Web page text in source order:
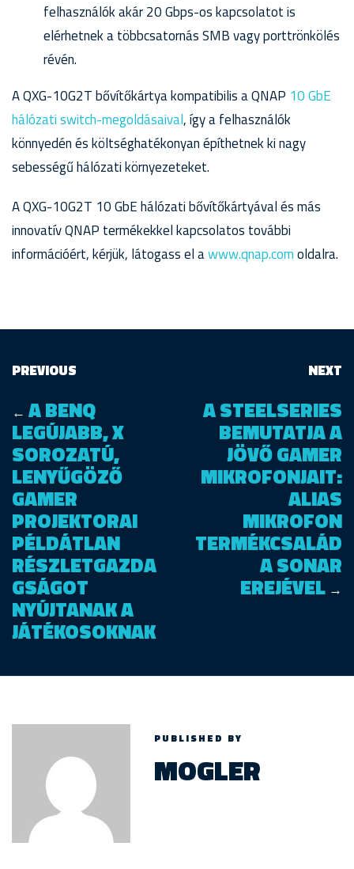
felhasználók akár 20 Gbps-os kapcsolatot is
elérhetnek a többcsatornás SMB vagy porttrönkölés
révén.
A QXG-10G2T bővítőkártya kompatibilis a QNAP 10 GbE
hálózati switch-megoldásaival, így a felhasználók
könnyedén és költséghatékonyan építhetnek ki nagy
sebességű hálózati környezeteket.
A QXG-10G2T 10 GbE hálózati bővítőkártyával és más
innovatív QNAP termékekkel kapcsolatos további
információért, kérjük, látogass el awww.qnap.comoldalra.
PREVIOUS
← A BENQ
LEGÚJABB, X
SOROZATÚ,
LENYŰGÖZŐ
GAMER
PROJEKTORAI
PÉLDÁTLAN
RÉSZLETGAZDA
GSÁGOT
NYÚJTANAK A
JÁTÉKOSOKNAK
NEXT
A STEELSERIES
BEMUTATJA A
JÖVŐ GAMER
MIKROFONJAIT:
ALIAS
MIKROFON
TERMÉKCSALÁD
A SONAR
EREJÉVEL →
PUBLISHED BY
MOGLER